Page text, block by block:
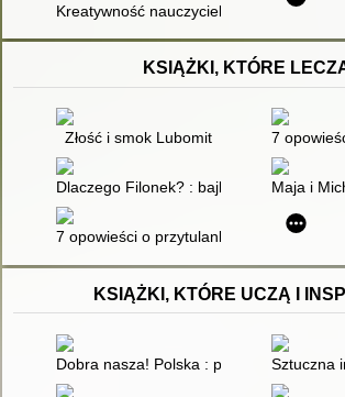
Kreatywność nauczyciela i ucznia w
KSIĄŻKI, KTÓRE
Złość i smok Lubomit 7
Dlaczego Filonek? : bajki i opowiadania
Maja i
7 opowieści o przytulankach
KSIĄŻKI, KTÓRE UCZĄ I
Dobra nasza! Polska : przewodnik dla
Sztuczna